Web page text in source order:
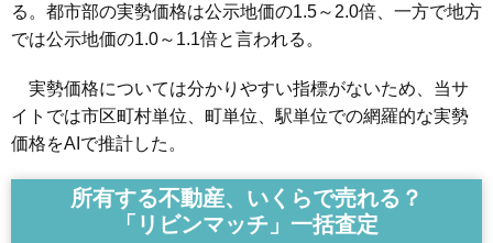
る。都市部の実勢価格は公示地価の1.5～2.0倍、一方で地方
では公示地価の1.0～1.1倍と言われる。
実勢価格については分かりやすい指標がないため、当サ
イトでは市区町村単位、町単位、駅単位での網羅的な実勢
価格をAIで推計した。
所有する不動産、いくらで売れる？
「リビンマッチ」一括査定